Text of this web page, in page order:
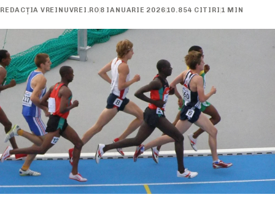
REDACȚIA VREINUVREI.RO 8 IANUARIE 2026 10.854 CITIRI 1 MIN